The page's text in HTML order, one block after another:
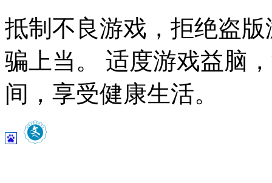
抵制不良游戏，拒绝盗
骗上当。 适度游戏益脑
间，享受健康生活。